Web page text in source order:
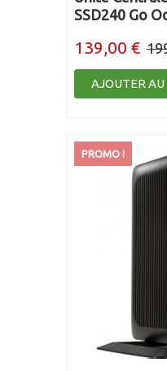
SSD240 Go
139,00 €
AJOUTER AU
PROMO !